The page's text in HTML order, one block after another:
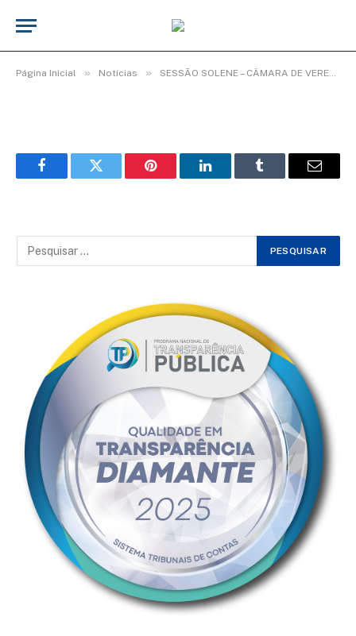
Página Inicial » Notícias » SESSÃO SOLENE – CÂMARA DE VEREADORES ENCERRA ANO LEGISLATIVO COM HOMENAGENS.
(4)
FacebookTwitter Pinterest LinkedInTumblr Email